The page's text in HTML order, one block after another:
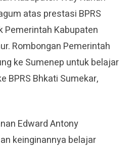
atas prestasi BPRS
Pemerintah Kabupaten
Rombongan Pemerintah
ke Sumenep untuk belajar
BPRS Bhkati Sumekar,
Edward Antony
keinginannya belajar